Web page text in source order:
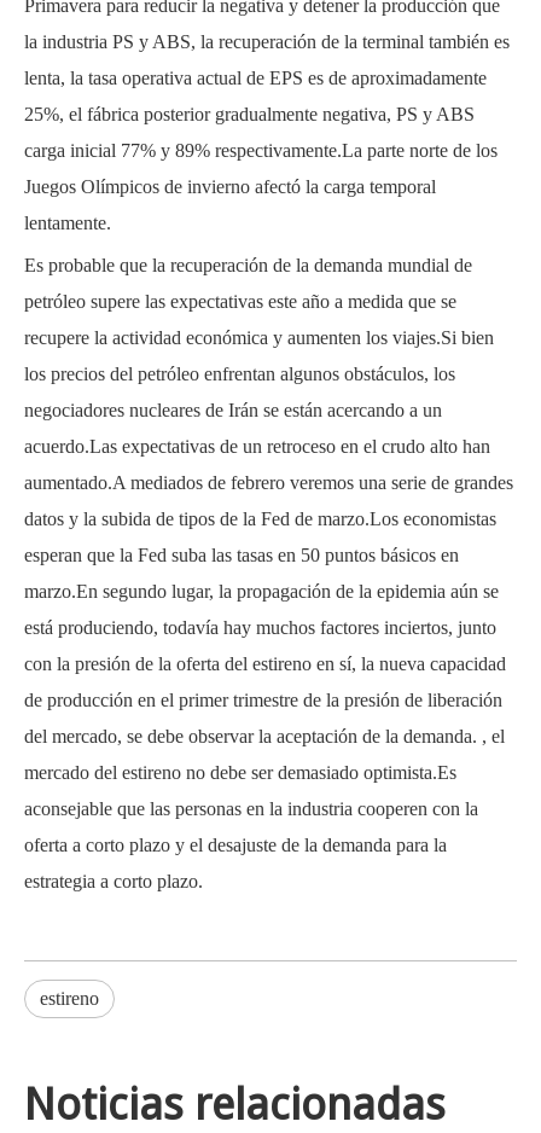
Primavera para reducir la negativa y detener la producción que
la industria PS y ABS, la recuperación de la terminal también es
lenta, la tasa operativa actual de EPS es de aproximadamente
25%, el fábrica posterior gradualmente negativa, PS y ABS
carga inicial 77% y 89% respectivamente.La parte norte de los
Juegos Olímpicos de invierno afectó la carga temporal
lentamente.
Es probable que la recuperación de la demanda mundial de
petróleo supere las expectativas este año a medida que se
recupere la actividad económica y aumenten los viajes.Si bien
los precios del petróleo enfrentan algunos obstáculos, los
negociadores nucleares de Irán se están acercando a un
acuerdo.Las expectativas de un retroceso en el crudo alto han
aumentado.A mediados de febrero veremos una serie de grandes
datos y la subida de tipos de la Fed de marzo.Los economistas
esperan que la Fed suba las tasas en 50 puntos básicos en
marzo.En segundo lugar, la propagación de la epidemia aún se
está produciendo, todavía hay muchos factores inciertos, junto
con la presión de la oferta del estireno en sí, la nueva capacidad
de producción en el primer trimestre de la presión de liberación
del mercado, se debe observar la aceptación de la demanda. , el
mercado del estireno no debe ser demasiado optimista.Es
aconsejable que las personas en la industria cooperen con la
oferta a corto plazo y el desajuste de la demanda para la
estrategia a corto plazo.
estireno
Noticias relacionadas